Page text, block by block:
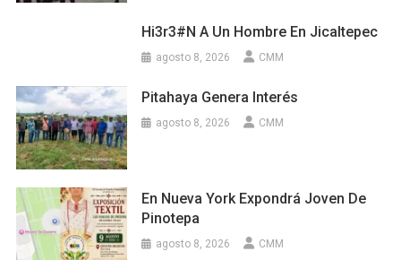
Hi3r3#n A Un Hombre En Jicaltepec
agosto 8, 2026 CMM
Pitahaya Genera Interés
agosto 8, 2026 CMM
En Nueva York Expondrá Joven De
Pinotepa
agosto 8, 2026 CMM